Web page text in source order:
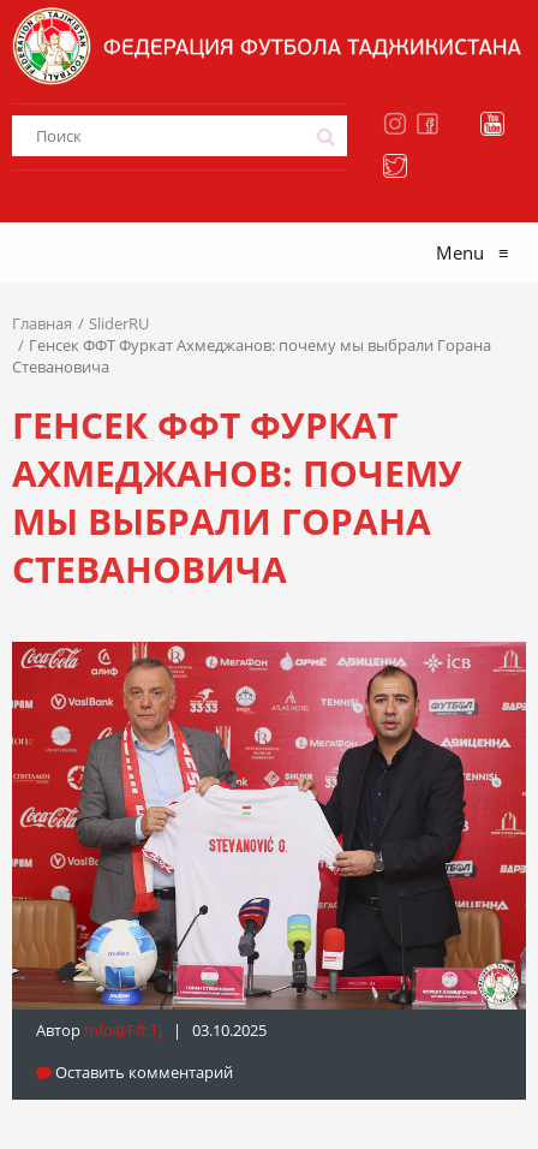
Menu ≡
Главная
SliderRU
Генсек ФФТ Фуркат Ахмеджанов: почему мы выбрали Горана
Стевановича
ГЕНСЕК ФФТ ФУРКАТ
АХМЕДЖАНОВ: ПОЧЕМУ
МЫ ВЫБРАЛИ ГОРАНА
СТЕВАНОВИЧА
Автор Info@fft.tj | 03.10.2025
Оставить комментарий